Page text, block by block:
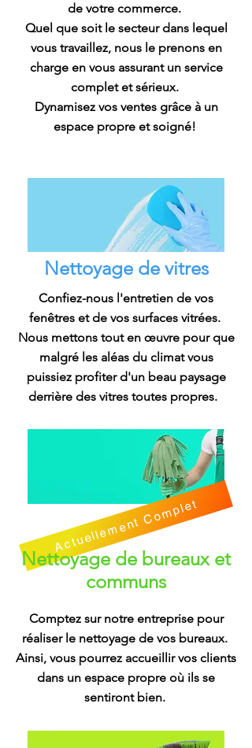
de votre commerce.
Quel que soit le secteur dans lequel
vous travaillez, nous le prenons en
charge en vous assurant un service
complet et sérieux.
Dynamisez vos ventes grâce à un
espace propre et soigné!
Nettoyage de vitres
Confiez-nous l'entretien de vos
fenêtres et de vos surfaces vitrées.
Nous mettons tout en œuvre pour que
malgré les aléas du climat vous
puissiez profiter d'un beau paysage
derrière des vitres toutes propres.
Actuellement Complet
Nettoyage de bureaux et
communs
Comptez sur notre entreprise pour
réaliser le nettoyage de vos bureaux.
Ainsi, vous pourrez accueillir vos clients
dans un espace propre où ils se
sentiront bien.